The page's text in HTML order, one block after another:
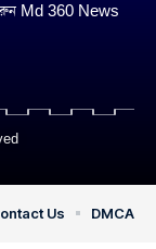
করুন Md 360 News
Us DMCA